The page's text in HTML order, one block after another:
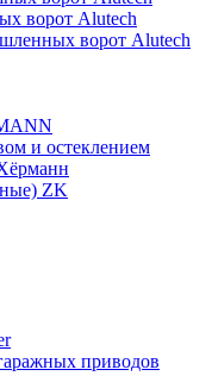
ворот Alutech
ворот Alutech
и остеклением
ZK
приводов